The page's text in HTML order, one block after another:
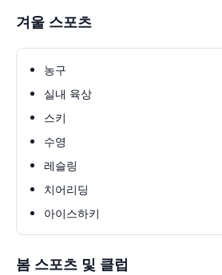
겨울 스포츠
농구
실내 육상
스키
수영
레슬링
치어리딩
아이스하키
봄 스포츠 및 클럽